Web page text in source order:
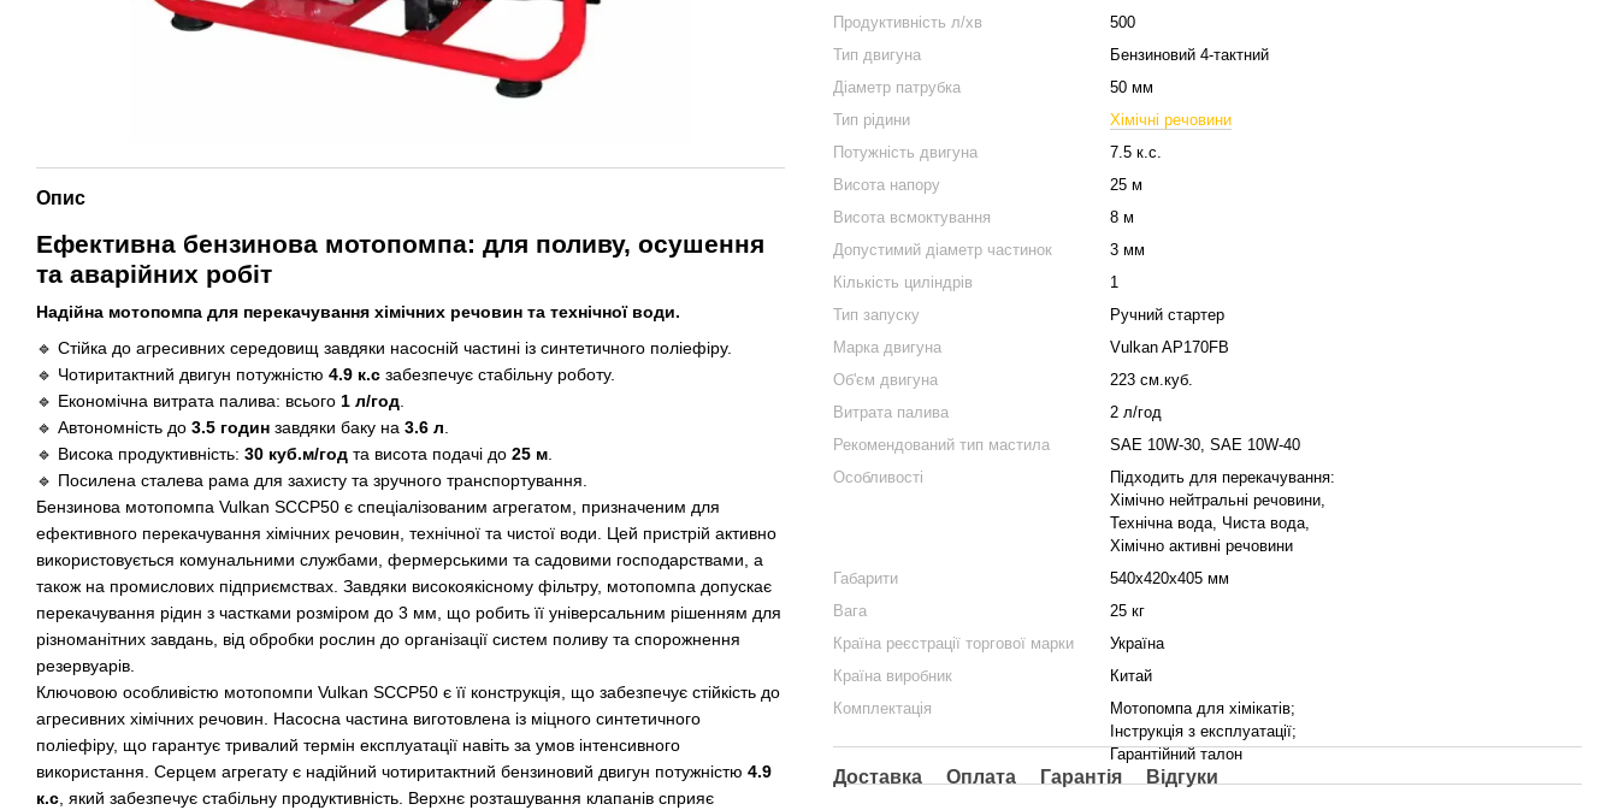
Опис
Ефективна бензинова мотопомпа: для поливу, осушення
та аварійних робіт
Надійна мотопомпа для перекачування хімічних речовин та технічної води.
🔹 Стійка до агресивних середовищ завдяки насосній частині із синтетичного поліефіру.
🔹 Чотиритактний двигун потужністю 4.9 к.с забезпечує стабільну роботу.
🔹 Економічна витрата палива: всього 1 л/год
🔹 Автономність до 3.5 годин завдяки баку на 3.6 л
🔹 Висока продуктивність: 30 куб.м/год та висота подачі до 25 м
🔹 Посилена сталева рама для захисту та зручного транспортування.
Бензинова мотопомпа Vulkan SCCP50 є спеціалізованим агрегатом, призначеним для
ефективного перекачування хімічних речовин, технічної та чистої води. Цей пристрій активно
використовується комунальними службами, фермерськими та садовими господарствами, а
також на промислових підприємствах. Завдяки високоякісному фільтру, мотопомпа допускає
перекачування рідин з частками розміром до 3 мм, що робить її універсальним рішенням для
різноманітних завдань, від обробки рослин до організації систем поливу та спорожнення
резервуарів.
Ключовою особливістю мотопомпи Vulkan SCCP50 є її конструкція, що забезпечує стійкість до
агресивних хімічних речовин. Насосна частина виготовлена із міцного синтетичного
поліефіру, що гарантує тривалий термін експлуатації навіть за умов інтенсивного
використання. Серцем агрегату є надійний чотиритактний бензиновий двигун потужністю 4.9
к.с , який забезпечує стабільну продуктивність. Верхнє розташування клапанів сприяє
Продуктивність л/хв
500
Тип двигуна
Бензиновий 4-тактний
Діаметр патрубка
50 мм
Тип рідини
Хімічні речовини
Потужність двигуна
7.5 к.с.
Висота напору
25 м
Висота всмоктування
8 м
Допустимий діаметр частинок
3 мм
Кількість циліндрів
1
Тип запуску
Ручний стартер
Марка двигуна
Vulkan AP170FB
Об'єм двигуна
223 см.куб.
Витрата палива
2 л/год
Рекомендований тип мастила
SAE 10W-30, SAE 10W-40
Особливості
Підходить для перекачування:
Хімічно нейтральні речовини,
Технічна вода, Чиста вода,
Хімічно активні речовини
Габарити
540х420х405 мм
Вага
25 кг
Країна реєстрації торгової марки
Україна
Країна виробник
Китай
Комплектація
Мотопомпа для хімікатів;
Інструкція з експлуатації;
Гарантійний талон
Доставка Оплата Гарантія Відгуки